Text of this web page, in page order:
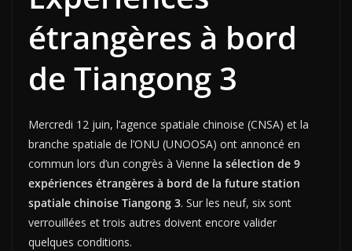
étrangères à bord
de Tiangong 3
Mercredi 12 juin, l’agence spatiale chinoise (CNSA) et la
branche spatiale de l’ONU (UNOOSA) ont annoncé en
commun lors d’un congrès à Vienne la sélection de 9
expériences étrangères à bord de la future station
spatiale chinoise Tiangong 3. Sur les neuf, six sont
verrouillées et trois autres doivent encore valider
quelques conditions.